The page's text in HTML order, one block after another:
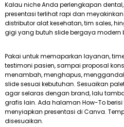
Kalau niche Anda perlengkapan
presentasi terlihat rapi dan
distributor alat kesehatan, tim sales,
gigi yang butuh slide bergaya modern
Pakai untuk memaparkan layanan,
testimoni pasien, sampai proposal
menambah, menghapus,
slide sesuai kebutuhan. Sesuaikan
agar selaras dengan brand, lalu
grafis lain. Ada halaman How-To
menyiapkan presentasi di Canva.
disesuaikan.